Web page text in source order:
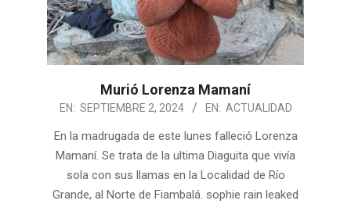
Murió Lorenza Mamaní
2024-
EN: SEPTIEMBRE 2, 2024 EN: ACTUALIDAD
En la madrugada de este lunes falleció Lorenza
Mamaní. Se trata de la ultima Diaguita que vivía
sola con sus llamas en la Localidad de Río
Grande, al Norte de Fiambalá. sophie rain leaked